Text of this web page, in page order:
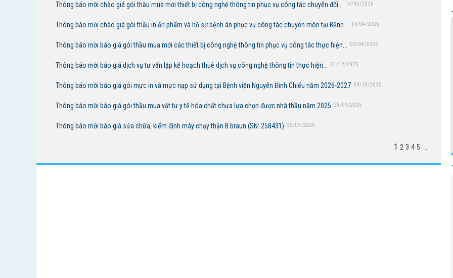
Thông báo mời chào giá gói thầu mua mới thiết bị công nghệ thông tin phục vụ công tác chuyển đổi... 14/04/2026
Thông báo mời chào giá gói thầu in ấn phẩm và hồ sơ bệnh án phục vụ công tác chuyên môn tại Bệnh... 13/04/2026
Thông báo mời báo giá gói thầu mua mới các thiết bị công nghệ thông tin phục vụ công tác thực hiện... 09/04/2026
Thông báo mời báo giá dịch vụ tư vấn lập kế hoạch thuê dịch vụ công nghệ thông tin thực hiện... 31/12/2025
Thông báo mời báo giá gói mực in và mực nạp sử dụng tại Bệnh viện Nguyễn Đình Chiểu năm 2026-2027 09/10/2025
Thông báo mời báo giá gói thầu mua vật tư y tế hóa chất chưa lựa chọn được nhà thầu năm 2025 25/09/2025
Thông báo mời báo giá sửa chữa, kiểm định máy chạy thận B.braun (SN: 258431) 25/09/2025
1 2 3 4 5